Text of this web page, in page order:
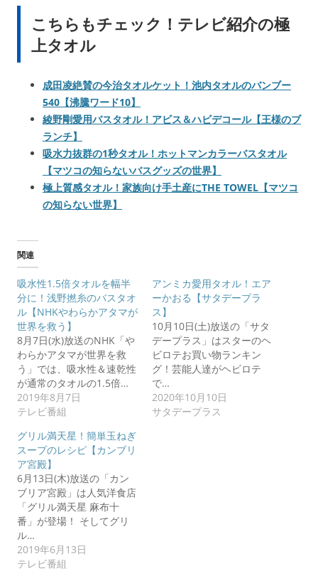
こちらもチェック！テレビ紹介の極
上タオル
成田凌絶賛の今治タオルケット！池内タオルのバンブー
540【沸騰ワード10】
綾野剛愛用バスタオル！アビス＆ハビデコール【王様のブ
ランチ】
吸水力抜群の1秒タオル！ホットマンカラーバスタオル
【マツコの知らないバスグッズの世界】
極上質感タオル！家族向け手土産にTHE TOWEL【マツコ
の知らない世界】
関連
吸水性1.5倍タオルを幅半
分に！浅野撚糸のバスタオ
ル【NHKやわらかアタマが
世界を救う】
8月7日(水)放送のNHK「や
わらかアタマが世界を救
う」では、吸水性＆速乾性
が通常のタオルの1.5倍…
2019年8月7日
テレビ番組
アンミカ愛用タオル！エア
ーかおる【サタデープラ
ス】
10月10日(土)放送の「サタ
デープラス」はスターのヘ
ビロテお買い物ランキン
グ！芸能人達がヘビロテ
で…
2020年10月10日
サタデープラス
グリル満天星！簡単玉ねぎ
スープのレシピ【カンブリ
ア宮殿】
6月13日(木)放送の「カン
ブリア宮殿」は人気洋食店
「グリル満天星 麻布十
番」が登場！ そしてグリ
ル…
2019年6月13日
テレビ番組